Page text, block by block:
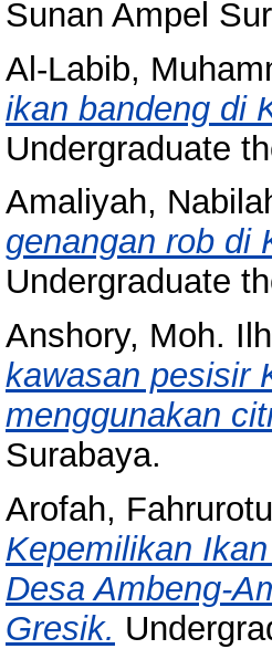
Sunan Ampel
Al-Labib,
ikan bandeng di
Undergraduate
Amaliyah,
genangan rob di
Undergraduate
Anshory, Moh.
kawasan pesisir
menggunakan
Surabaya.
Arofah, Fahrurotul
Kepemilikan
Desa Ambeng-
Gresik.